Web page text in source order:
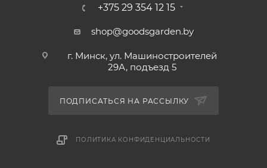
+375 29 354 12 15
shop@goodsgarden.by
г. Минск, ул. Машиностроителей
29А, подъезд 5
ПОДПИСАТЬСЯ НА РАССЫЛКУ
ПОЛИТИКА КОНФИДЕНЦИАЛЬНОСТИ